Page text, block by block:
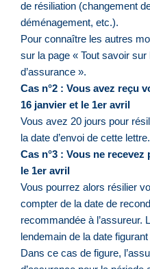
de résiliation (changement
déménagement, etc.).
Pour connaître les autres
sur la page « Tout savoir
d’assurance ».
Cas n°2 : Vous avez reçu
16 janvier et le 1er avril
Vous avez 20 jours pour
la date d’envoi de cette lettre.
Cas n°3 : Vous ne recevez
le 1er avril
Vous pourrez alors résilier
compter de la date de
recommandée à l’assureur.
lendemain de la date
Dans ce cas de figure,